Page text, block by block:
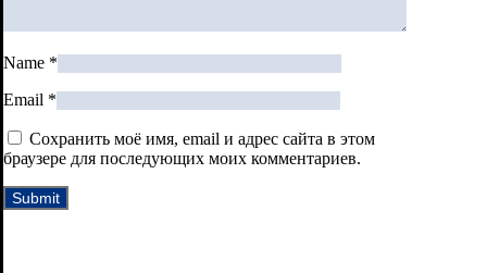
Name *
Email *
Сохранить моё имя, email и адрес сайта в этом
браузере для последующих моих комментариев.